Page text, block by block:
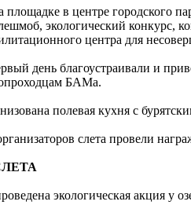
площадке в центре
экологический конкурс,
центра для
день благоустраивали и
БАМа.
полевая кухня с
слета провели
экологическая акция у